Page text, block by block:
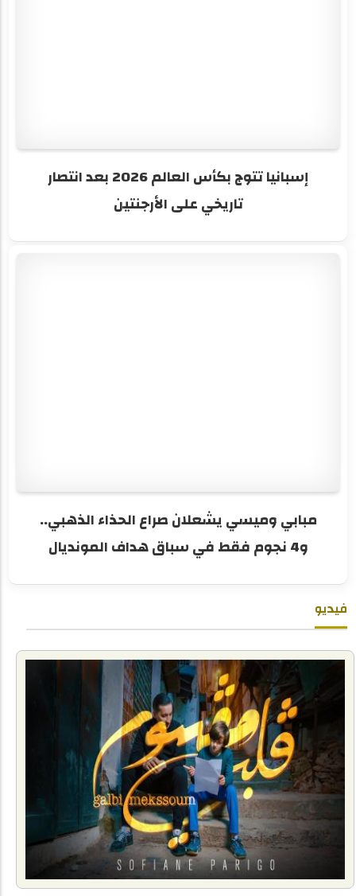
إسبانيا تتوج بكأس العالم 2026 بعد انتصار
تاريخي على الأرجنتين
مبابي وميسي يشعلان صراع الحذاء الذهبي..
و4 نجوم فقط في سباق هداف المونديال
فيديو